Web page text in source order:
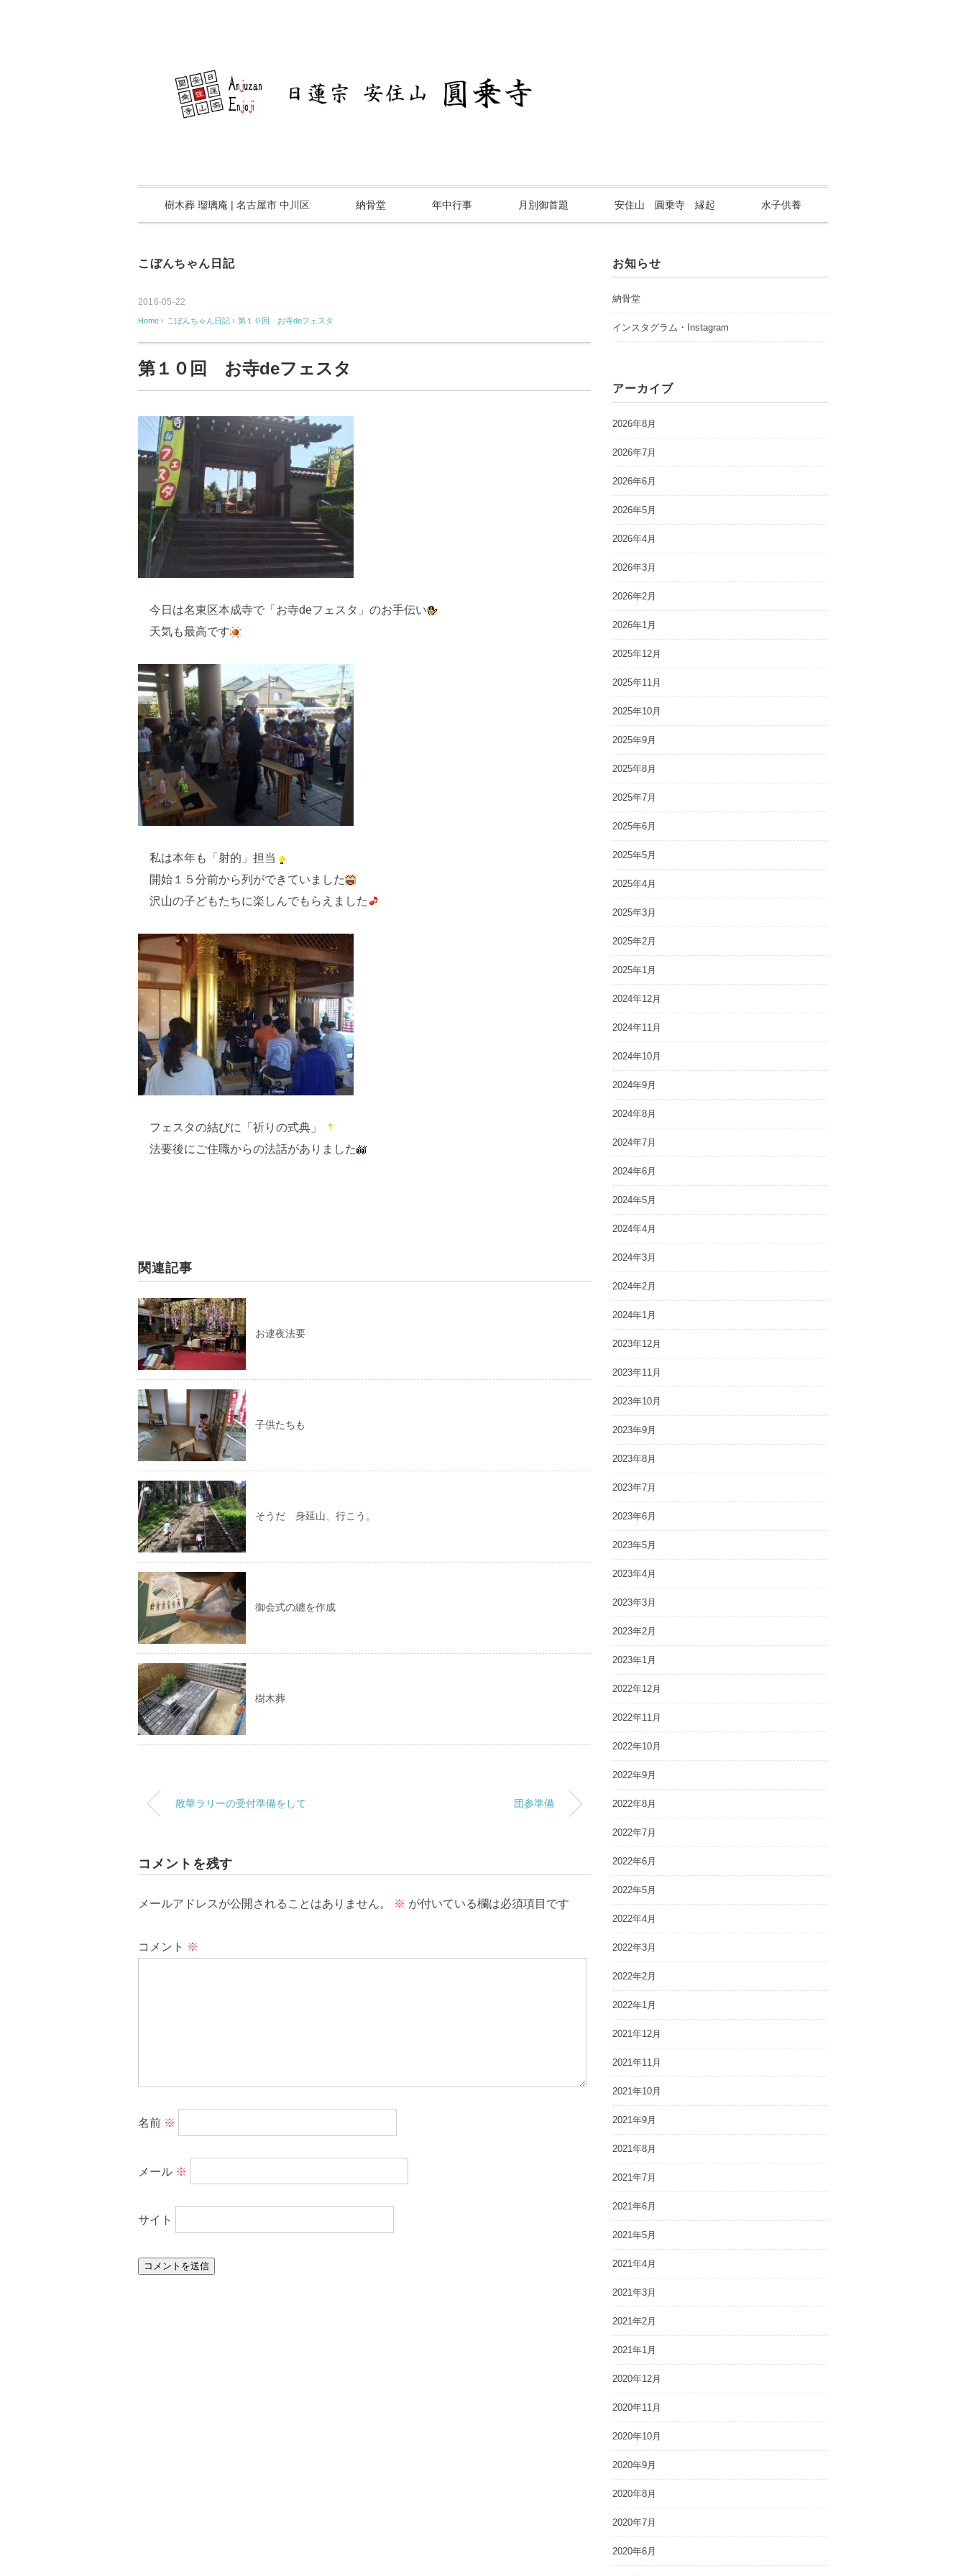
樹木葬 瑠璃庵 | 名古屋市 中川区 納骨堂 年中行事 月別御首題 安住山 圓乗寺 縁起 水子供養
こぼんちゃん日記
2016-05-22
Home › こぼんちゃん日記 › 第１０回 お寺deフェスタ
第１０回 お寺deフェスタ
今日は名東区本成寺で「お寺deフェスタ」のお手伝い
天気も最高です
私は本年も「射的」担当
開始１５分前から列ができていました
沢山の子どもたちに楽しんでもらえました
フェスタの結びに「祈りの式典」
法要後にご住職からの法話がありました
関連記事
お逮夜法要
子供たちも
そうだ 身延山、行こう。
御会式の纏を作成
樹木葬
散華ラリーの受付準備をして 団参準備
コメントを残す
メールアドレスが公開されることはありません。 ※ が付いている欄は必須項目です
コメント ※
名前 ※
メール ※
サイト
お知らせ
納骨堂
インスタグラム・Instagram
アーカイブ
2026年8月
2026年7月
2026年6月
2026年5月
2026年4月
2026年3月
2026年2月
2026年1月
2025年12月
2025年11月
2025年10月
2025年9月
2025年8月
2025年7月
2025年6月
2025年5月
2025年4月
2025年3月
2025年2月
2025年1月
2024年12月
2024年11月
2024年10月
2024年9月
2024年8月
2024年7月
2024年6月
2024年5月
2024年4月
2024年3月
2024年2月
2024年1月
2023年12月
2023年11月
2023年10月
2023年9月
2023年8月
2023年7月
2023年6月
2023年5月
2023年4月
2023年3月
2023年2月
2023年1月
2022年12月
2022年11月
2022年10月
2022年9月
2022年8月
2022年7月
2022年6月
2022年5月
2022年4月
2022年3月
2022年2月
2022年1月
2021年12月
2021年11月
2021年10月
2021年9月
2021年8月
2021年7月
2021年6月
2021年5月
2021年4月
2021年3月
2021年2月
2021年1月
2020年12月
2020年11月
2020年10月
2020年9月
2020年8月
2020年7月
2020年6月